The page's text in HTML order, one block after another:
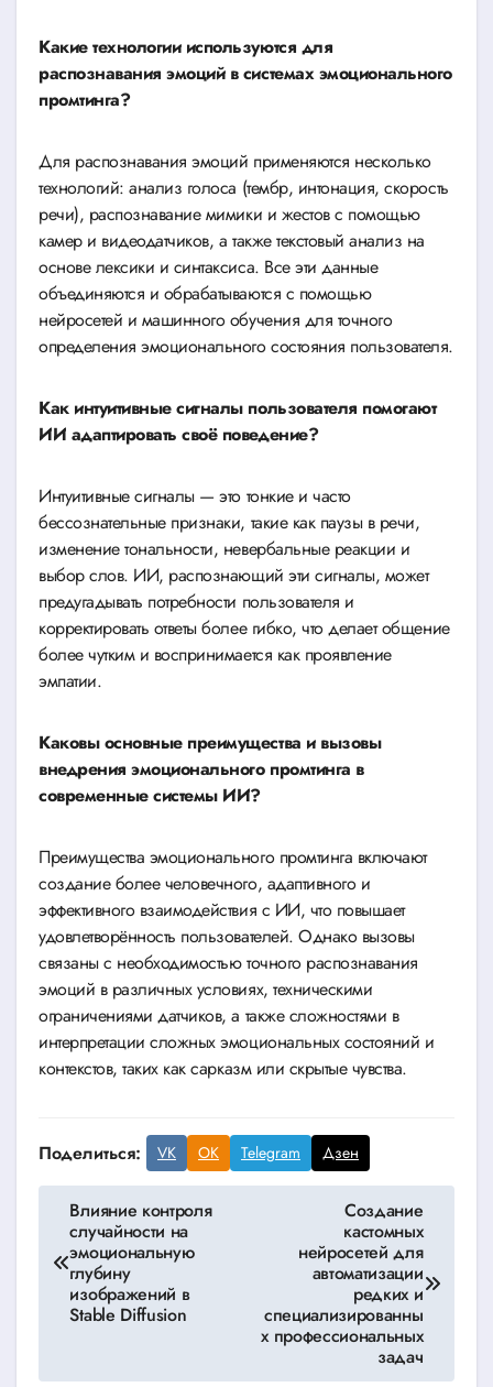
Какие технологии используются для
распознавания эмоций в системах эмоционального
промтинга?
Для распознавания эмоций применяются несколько
технологий: анализ голоса (тембр, интонация, скорость
речи), распознавание мимики и жестов с помощью
камер и видеодатчиков, а также текстовый анализ на
основе лексики и синтаксиса. Все эти данные
объединяются и обрабатываются с помощью
нейросетей и машинного обучения для точного
определения эмоционального состояния пользователя.
Как интуитивные сигналы пользователя помогают
ИИ адаптировать своё поведение?
Интуитивные сигналы — это тонкие и часто
бессознательные признаки, такие как паузы в речи,
изменение тональности, невербальные реакции и
выбор слов. ИИ, распознающий эти сигналы, может
предугадывать потребности пользователя и
корректировать ответы более гибко, что делает общение
более чутким и воспринимается как проявление
эмпатии.
Каковы основные преимущества и вызовы
внедрения эмоционального промтинга в
современные системы ИИ?
Преимущества эмоционального промтинга включают
создание более человечного, адаптивного и
эффективного взаимодействия с ИИ, что повышает
удовлетворённость пользователей. Однако вызовы
связаны с необходимостью точного распознавания
эмоций в различных условиях, техническими
ограничениями датчиков, а также сложностями в
интерпретации сложных эмоциональных состояний и
контекстов, таких как сарказм или скрытые чувства.
Поделиться: VK OK Telegram Дзен
Навигация
записям
Влияние контроля
случайности на
эмоциональную
глубину
изображений в
Stable Diffusion
Создание
кастомных
нейросетей для
автоматизации
редких и
специализированны
х профессиональных
задач